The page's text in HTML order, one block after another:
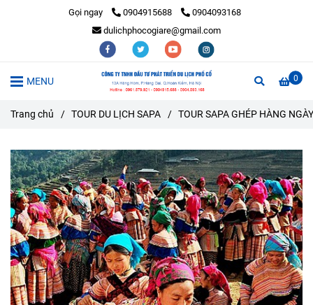
Gọi ngay 0904915688
0904093168
dulichphocogiare@gmail.com
0
MENU
Trang chủ / TOUR DU LỊCH SAPA / TOUR SAPA GHÉP HÀNG NGÀY